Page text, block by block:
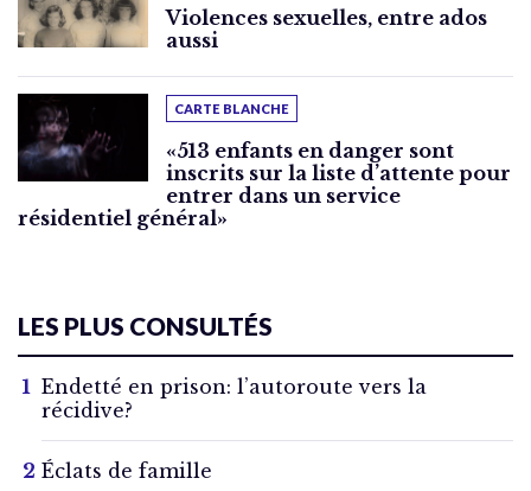
Violences sexuelles, entre ados
aussi
CARTE BLANCHE
«513 enfants en danger sont
inscrits sur la liste d’attente pour
entrer dans un service
résidentiel général»
LES PLUS CONSULTÉS
Endetté en prison: l’autoroute vers la
récidive?
Éclats de famille